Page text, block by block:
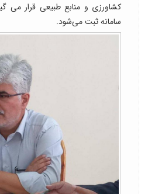
کشاورزی و منابع طبیعی قرار می
سامانه ثبت می‌شود.